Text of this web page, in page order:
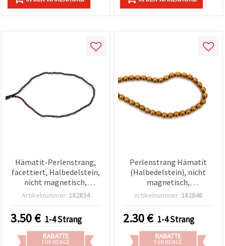
Hämatit-Perlenstrang,
facettiert, Halbedelstein,
nicht magnetisch,
elektroplattiert mit
Finish – 2 mm rund, Loch 1
mm, ca. 185 Stück
Artikelnummer: 182834
3.50€ 1-4 Strang
RABATTE
FÜR MENGE
Perlenstrang Hämatit
(Halbedelstein), nicht
magnetisch,
elektroplattiert, Farbe
1,5 mm, ca. 55 Stück
Artikelnummer: 182848
2.30€ 1-4 Strang
RABATTE
FÜR MENGE